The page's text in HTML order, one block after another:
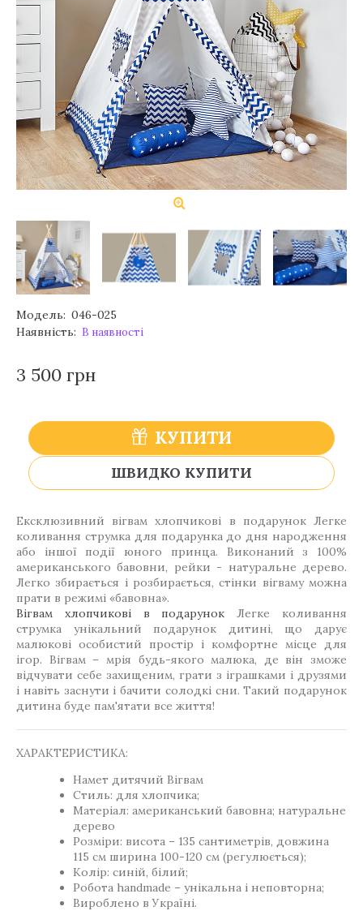
Модель: 046-025
Наявність: В наявності
3 500 грн
КУПИТИ
ШВИДКО КУПИТИ
Ексклюзивний вігвам хлопчикові в подарунок Легке
коливання струмка для подарунка до дня народження
або іншої події юного принца. Виконаний з 100%
американського бавовни, рейки - натуральне дерево.
Легко збирається і розбирається, стінки вігваму можна
прати в режимі «бавовна».
Вігвам хлопчикові в подарунок Легке коливання
струмка унікальний подарунок дитині, що дарує
малюкові особистий простір і комфортне місце для
ігор. Вігвам – мрія будь-якого малюка, де він зможе
відчувати себе захищеним, грати з іграшками і друзями
і навіть заснути і бачити солодкі сни. Такий подарунок
дитина буде пам'ятати все життя!
ХАРАКТЕРИСТИКА:
Намет дитячий Вігвам
Стиль: для хлопчика;
Матеріал: американський бавовна; натуральне
дерево
Розміри: висота – 135 сантиметрів, довжина
115 см ширина 100-120 см (регулюється);
Колір: синій, білий;
Робота handmade – унікальна і неповторна;
Вироблено в Україні.